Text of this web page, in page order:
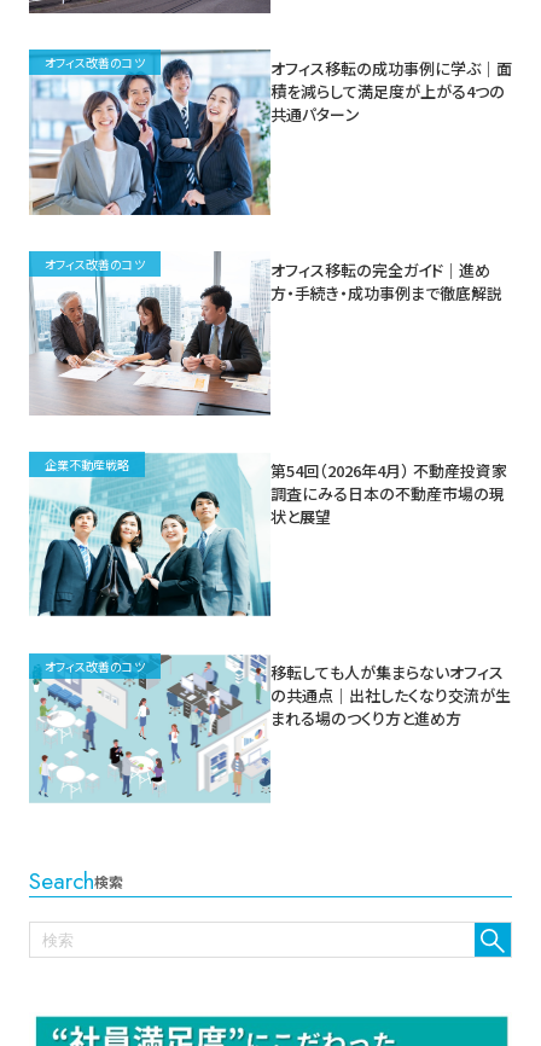
オフィス改善のコツ
オフィス移転の成功事例に学ぶ｜面
積を減らして満足度が上がる4つの
共通パターン
オフィス改善のコツ
オフィス移転の完全ガイド｜進め
方・手続き・成功事例まで徹底解説
企業不動産戦略
第54回（2026年4月） 不動産投資家
調査にみる日本の不動産市場の現
状と展望
オフィス改善のコツ
移転しても人が集まらないオフィス
の共通点｜出社したくなり交流が生
まれる場のつくり方と進め方
Search検索